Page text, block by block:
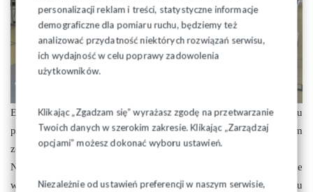
personalizacji reklam i treści, statystyczne informacje
demograficzne dla pomiaru ruchu, będziemy też
analizować przydatność niektórych rozwiązań serwisu,
ich wydajność w celu poprawy zadowolenia
użytkowników.
Klikając „Zgadzam się” wyrażasz zgodę na przetwarzanie
Twoich danych w szerokim zakresie. Klikając „Zarządzaj
opcjami” możesz dokonać wyboru ustawień.
Niezależnie od ustawień preferencji w naszym serwisie,
Efektem szkolenia było opracowanie planu rozwoju
poszczególnych Organizacji Zakładowych z powołaniem
zespołu oraz podziałem zadań i obowiązków.
Nie ulega wątpliwości, iż skuteczność działania i osiąganie
wymiernych rezultatów jest większe w zespołowym prowadzeniu